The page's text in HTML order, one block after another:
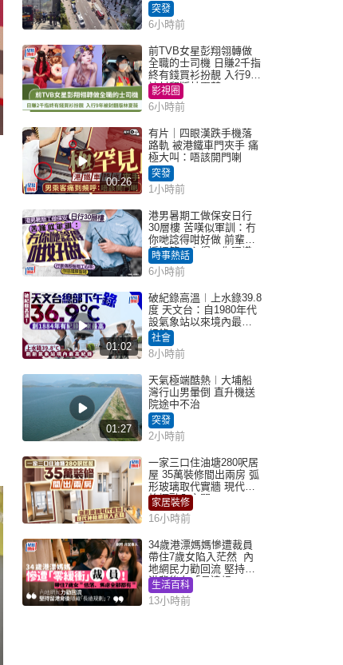
突發
6小時前
前TVB女星彭翔翎轉做
全職的士司機 日賺2千指
終有錢買衫扮靚 入行9年
被封翻版林夏薇
影視圈
6小時前
00:26
有片｜四眼漢跌手機落
路軌 被港鐵車門夾手 痛
極大叫：唔該開門喇
突發
1小時前
港男暑期工做保安日行
30層樓 苦嘆似軍訓：冇
你哋諗得咁好做 前輩傳
授搵筍工心得：你唔識
揀盤啫｜Juicy叮
時事熱話
6小時前
01:02
破紀錄高溫︱上水錄39.8
度 天文台：自1980年代
設氣象站以來境內最高
紀錄
社會
8小時前
01:27
天氣極端酷熱︱大埔船
灣行山男暈倒 直升機送
院途中不治
突發
2小時前
一家三口住油塘280呎居
屋 35萬裝修間出兩房 弧
形玻璃取代實牆 現代神
枱櫃融入玄關
家居裝修
16小時前
34歲港漂媽媽慘遭裁員
帶住7歲女陷入茫然 內
地網民力勸回流 堅持留
港背後有「長遠規
劃」？
生活百科
13小時前